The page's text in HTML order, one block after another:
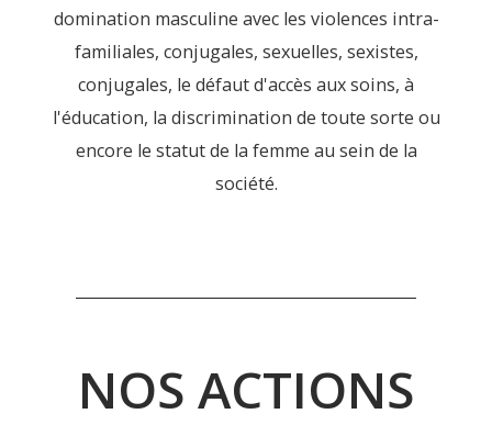
domination masculine avec les violences intra-
familiales, conjugales, sexuelles, sexistes,
conjugales, le défaut d'accès aux soins, à
l'éducation, la discrimination de toute sorte ou
encore le statut de la femme au sein de la
société.
NOS ACTIONS